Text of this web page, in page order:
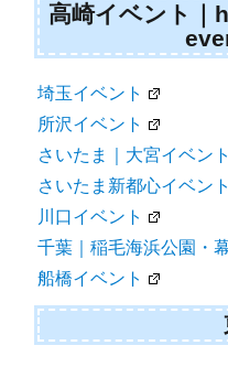
高崎イベント
埼玉イベント
所沢イベント
さいたま｜大宮イベント
さいたま新都心イベント
川口イベント
千葉｜稲毛海浜公園・
船橋イベント